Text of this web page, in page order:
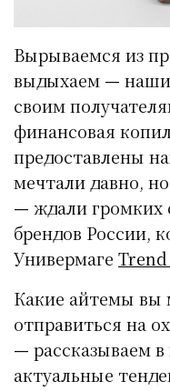
Вырываемся из
выдыхаем —
своим
финансовая
предоставлены
мечтали давно,
—ждали громких
брендов России,
Универмаге
Какие айтемы вы
отправиться на
—рассказываем
актуальные